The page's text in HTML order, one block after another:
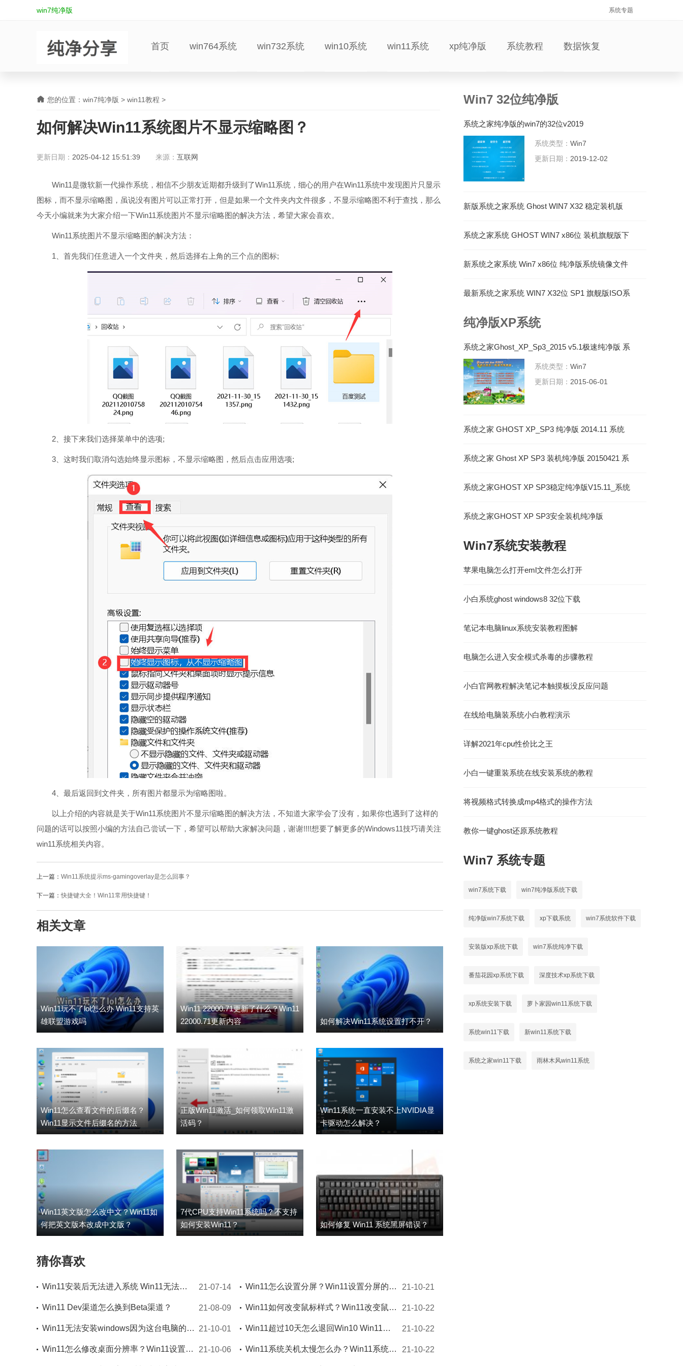
win7纯净版 系统专题
首页 win764系统 win732系统 win10系统 win11系统 xp纯净版 系统教程 数据恢复
您的位置： win7纯净版 > win11教程 >
如何解决Win11系统图片不显示缩略图？
更新日期： 2025-04-12 15:51:39 来源： 互联网
Win11是微软新一代操作系统，相信不少朋友近期都升级到了Win11系统，细心的用户在Win11系统中发现图片只显示
图标，而不显示缩略图，虽说没有图片可以正常打开，但是如果一个文件夹内文件很多，不显示缩略图不利于查找，那么
今天小编就来为大家介绍一下Win11系统图片不显示缩略图的解决方法，希望大家会喜欢。
Win11系统图片不显示缩略图的解决方法：
1、首先我们任意进入一个文件夹，然后选择右上角的三个点的图标;
2、接下来我们选择菜单中的选项;
3、这时我们取消勾选始终显示图标，不显示缩略图，然后点击应用选项;
4、最后返回到文件夹，所有图片都显示为缩略图啦。
以上介绍的内容就是关于Win11系统图片不显示缩略图的解决方法，不知道大家学会了没有，如果你也遇到了这样的
问题的话可以按照小编的方法自己尝试一下，希望可以帮助大家解决问题，谢谢!!!!想要了解更多的Windows11技巧请关注
win11系统相关内容。
上一篇： Win11系统提示ms-gamingoverlay是怎么回事？
下一篇：快捷键大全！Win11常用快捷键！
相关文章
Win11玩不了lol怎么办 Win11支持英
雄联盟游戏吗
Win11 22000.71更新了什么？Win11
22000.71更新内容
如何解决Win11系统设置打不开？
Win11怎么查看文件的后缀名？
Win11显示文件后缀名的方法
正版Win11激活_如何领取Win11激
活码？
Win11系统一直安装不上NVIDIA显
卡驱动怎么解决？
Win11英文版怎么改中文？Win11如
何把英文版本改成中文版？
7代CPU支持Win11系统吗？不支持
如何安装Win11？
如何修复 Win11 系统黑屏错误？
猜你喜欢
Win11安装后无法进入系统 Win11无法进入系统怎么办 21-07-14
Win11 Dev渠道怎么换到Beta渠道？ 21-08-09
Win11无法安装windows因为这台电脑的磁盘布局不受uefi固件支持怎么办？ 21-10-01
Win11怎么修改桌面分辨率？Win11设置桌面分辨率教程 21-10-06
Win11怎么设置分屏？Win11设置分屏的操作方法 21-10-21
Win11如何改变鼠标样式？Win11改变鼠标样式的方法 21-10-22
Win11超过10天怎么退回Win10 Win11超过10天可以退回Win10吗 21-10-22
Win11系统关机太慢怎么办？Win11系统关机太慢解决方法 21-10-22
Win7 32位纯净版
系统之家纯净版的win7的32位v2019
系统类型： Win7
更新日期： 2019-12-02
新版系统之家系统 Ghost WIN7 X32 稳定装机版
系统之家系统 GHOST WIN7 x86位 装机旗舰版下
新系统之家系统 Win7 x86位 纯净版系统镜像文件
最新系统之家系统 WIN7 X32位 SP1 旗舰版ISO系
纯净版XP系统
系统之家Ghost_XP_Sp3_2015 v5.1极速纯净版 系
系统类型： Win7
更新日期： 2015-06-01
系统之家 GHOST XP_SP3 纯净版 2014.11 系统
系统之家 Ghost XP SP3 装机纯净版 20150421 系
系统之家GHOST XP SP3稳定纯净版V15.11_系统
系统之家GHOST XP SP3安全装机纯净版
Win7系统安装教程
苹果电脑怎么打开eml文件怎么打开
小白系统ghost windows8 32位下载
笔记本电脑linux系统安装教程图解
电脑怎么进入安全模式杀毒的步骤教程
小白官网教程解决笔记本触摸板没反应问题
在线给电脑装系统小白教程演示
详解2021年cpu性价比之王
小白一键重装系统在线安装系统的教程
将视频格式转换成mp4格式的操作方法
教你一键ghost还原系统教程
Win7 系统专题
win7系统下载 win7纯净版系统下载
纯净版win7系统下载 xp下载系统 win7系统软件下载
安装版xp系统下载 win7系统纯净下载
番茄花园xp系统下载 深度技术xp系统下载
xp系统安装下载 萝卜家园win11系统下载
系统win11下载 新win11系统下载
系统之家win11下载 雨林木风win11系统